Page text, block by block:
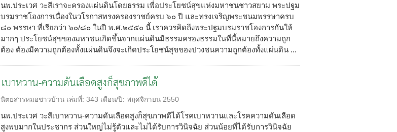
นพ.ประเวศ วะสีเราจะครองแผ่นดินโดยธรรม เพื่อประโยชน์สุขแห่งมหาชนชาวสยาม พระปฐม
บรมราชโองการเนื่องในวโรกาสทรงครองราชย์ครบ ๖๐ ปี และทรงเจริญพระชนมพรรษาครบ
๘๐ พรรษา ที่เรียกว่า ๖๐/๘๐ ในปี พ.ศ.๒๕๕๐ นี้ เราควรคิดถึงพระปฐมบรมราชโองการกันให้
มากๆ ประโยชน์สุขของมหาชนเกิดขึ้นจากแผ่นดินมีธรรมครองธรรมในที่นี้หมายถึงความถูก
ต้อง ต้องมีความถูกต้องทั้งแผ่นดินจึงจะเกิดประโยชน์สุขของปวงชนความถูกต้องทั้งแผ่นดิน ...
เบาหวาน-ความดันเลือดสูงก็สุขภาพดีได้
นิตยสารหมอชาวบ้าน เล่มที่: 343 เดือน/ปี: พฤศจิกายน 2550
นพ.ประเวศ วะสีเบาหวาน-ความดันเลือดสูงก็สุขภาพดีได้โรคเบาหวานและโรคความดันเลือด
สูงพบมากในประชากร ส่วนใหญ่ไม่รู้ตัวและไม่ได้รับการวินิจฉัย ส่วนน้อยที่ได้รับการวินิจฉัย